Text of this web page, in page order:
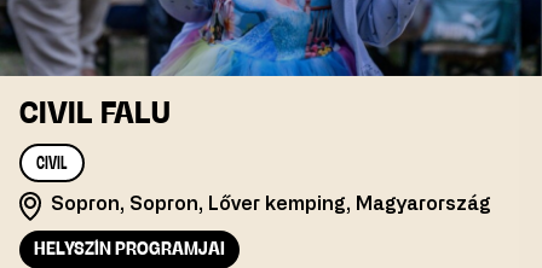
CIVIL FALU
CIVIL
Sopron, Sopron, Lőver kemping, Magyarország
HELYSZÍN PROGRAMJAI